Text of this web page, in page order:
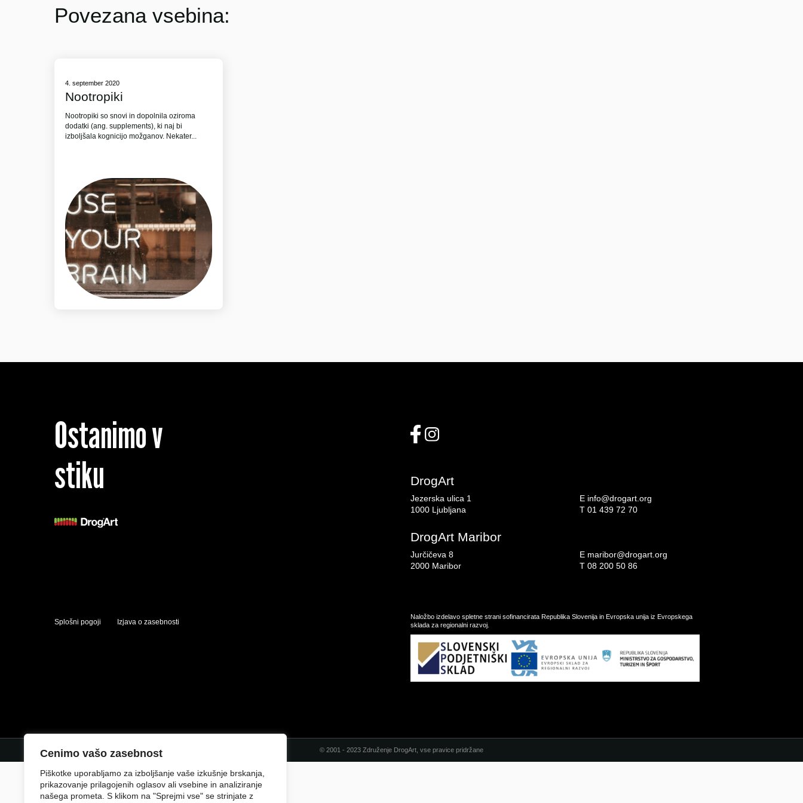
Cenimo vašo zasebnost
Piškotke uporabljamo za izboljšanje vaše izkušnje brskanja,
prikazovanje prilagojenih oglasov ali vsebine in analiziranje
našega prometa. S klikom na "Sprejmi vse" se strinjate z
Povezana vsebina:
4. september 2020
Nootropiki
Nootropiki so snovi in dopolnila oziroma
dodatki (ang. supplements), ki naj bi
izboljšala kognicijo možganov. Nekater...
Ostanimo v
stiku
DrogArt
Jezerska ulica 1
1000 Ljubljana
E info@drogart.org
T 01 439 72 70
DrogArt Maribor
Jurčičeva 8
2000 Maribor
E maribor@drogart.org
T 08 200 50 86
Splošni pogoji Izjava o zasebnosti
Naložbo izdelavo spletne strani sofinancirata Republika Slovenija in Evropska unija iz Evropskega
sklada za regionalni razvoj.
© 2001 - 2023 Združenje DrogArt, vse pravice pridržane